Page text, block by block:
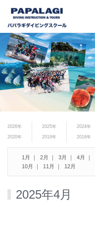
2026年 2025年 2024年
2020年 2019年 2018年
1月 2月 3月 4月
10月
11月 12月
2025年4月